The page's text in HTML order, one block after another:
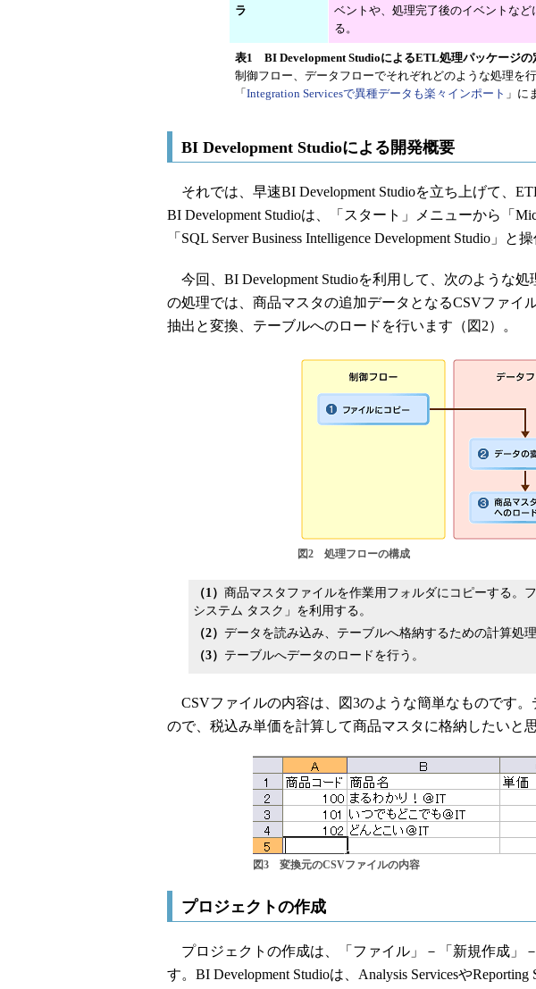
ラ
ベントや、処理完了後のイベントなど
る。
表1 BI Development StudioによるETL処理パッケージの
制御フロー、データフローでそれぞれどのような処理を
「 Integration Servicesで異種データも楽々インポート 」に
BI Development Studioによる開発概要
それでは、早速BI Development Studioを立ち上げて、
BI Development Studioは、「スタート」メニューから「
「SQL Server Business Intelligence Development Studio」と
今回、BI Development Studioを利用して、次のような
の処理では、商品マスタの追加データとなるCSVファイ
抽出と変換、テーブルへのロードを行います（図2）。
図2 処理フローの構成
（1） 商品マスタファイルを作業用フォルダにコピーする。
システム タスク」を利用する。
（2） データを読み込み、テーブルへ格納するための計算処理
（3） テーブルへデータのロードを行う。
CSVファイルの内容は、図3のような簡単なものです
ので、税込み単価を計算して商品マスタに格納したいと思
図3 変換元のCSVファイルの内容
プロジェクトの作成
プロジェクトの作成は、「ファイル」－「新規作成」
す。BI Development Studioは、Analysis Servicesや